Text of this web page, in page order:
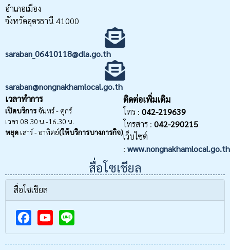
อำเภอเมือง
จังหวัดอุดรธานี 41000
saraban_06410118@dla.go.th
saraban@nongnakhamlocal.go.th
เวลาทำการ
เปิดบริการจันทร์ - ศุกร์
เวลา 08.30 น.-16.30 น.
หยุด เสาร์ - อาทิตย์(ให้บริการบางภารกิจ)
ติดต่อเพิ่มเติม
โทร : 042-219639
โทรสาร : 042-290215
เว็บไซต์
: www.nongnakhamlocal.go.th
สื่อโซเชียล
สื่อโซเชียล
F
Y